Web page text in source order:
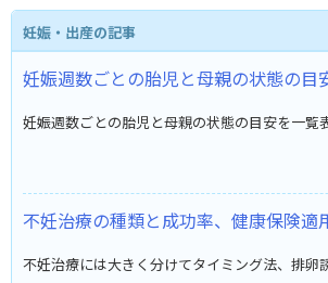
妊娠・出産の記事
妊娠週数ごとの胎児と母親の状態の目
妊娠週数ごとの胎児と母親の状態の目安を一覧
不妊治療の種類と成功率、健康保険適
不妊治療には大きく分けてタイミング法、排卵